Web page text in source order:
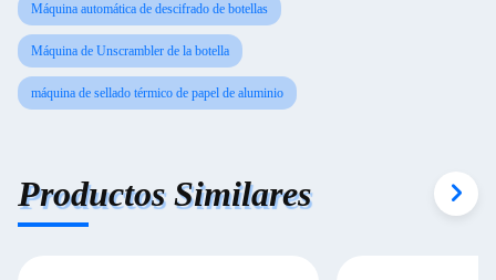
Máquina automática de descifrado de botellas
Máquina de Unscrambler de la botella
máquina de sellado térmico de papel de aluminio
Productos Similares